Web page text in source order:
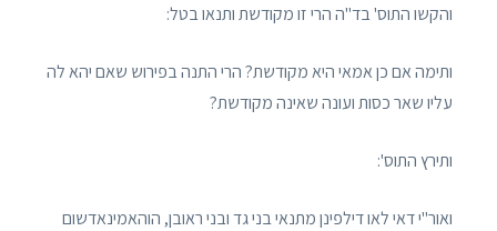
והקשו התוס' בד"ה הרי זו מקודשת ותנאו בטל:
ותימה אם כן אמאי היא מקודשת? הרי התנה בפירוש שאם יהא לה
עליו שאר כסות ועונה שאינה מקודשת?
ותירץ התוס':
ואור"י דאי לאו דילפינן מתנאי בני גד ובני ראובן, הוהאמינאדשום